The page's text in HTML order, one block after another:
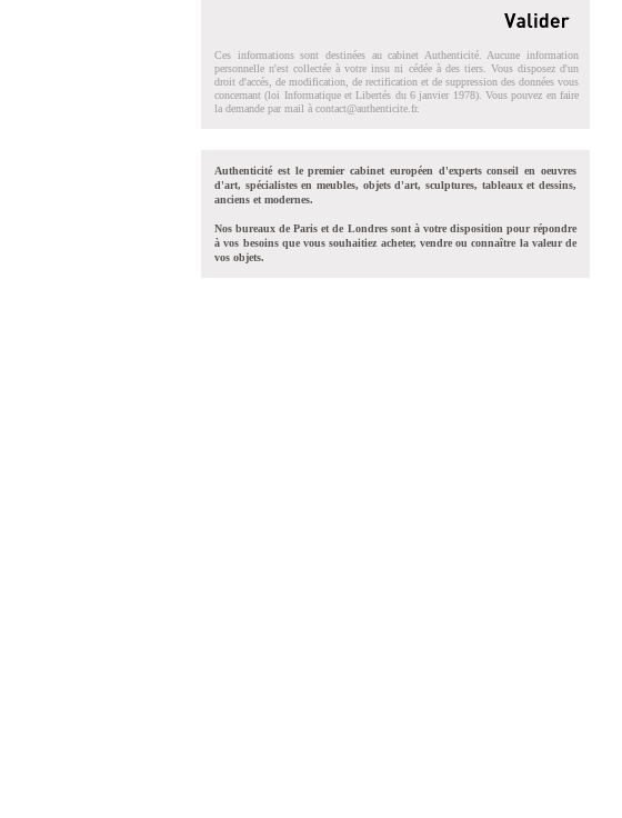
Ces informations sont destinées au cabinet Authenticité. Aucune information
personnelle n'est collectée à votre insu ni cédée à des tiers. Vous disposez d'un
droit d'accés, de modification, de rectification et de suppression des données vous
concernant (loi Informatique et Libertés du 6 janvier 1978). Vous pouvez en faire
la demande par mail à contact@authenticite.fr.
Authenticité est le premier cabinet européen d'experts conseil en oeuvres
d'art, spécialistes en meubles, objets d'art, sculptures, tableaux et dessins,
anciens et modernes.
Nos bureaux de Paris et de Londres sont à votre disposition pour répondre
à vos besoins que vous souhaitiez acheter, vendre ou connaître la valeur de
vos objets.